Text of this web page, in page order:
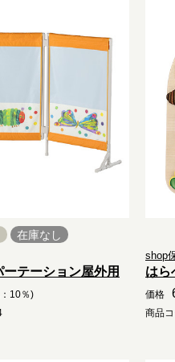
在庫なし
テーション屋外用
10％)
shop
はら
価格
商品